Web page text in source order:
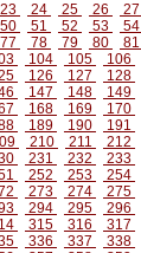
23 24 25 26 27
50 51 52 53 54
77 78 79 80 81
104 105 106
126 127 128
147 148 149
168 169 170
189 190 191
210 211 212
231 232 233
252 253 254
273 274 275
294 295 296
315 316 317
336 337 338